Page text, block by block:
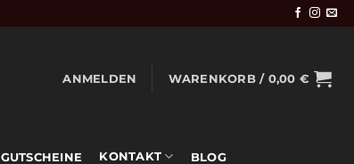
ANMELDEN WARENKORB / 0,00 €
GUTSCHEINE KONTAKT BLOG